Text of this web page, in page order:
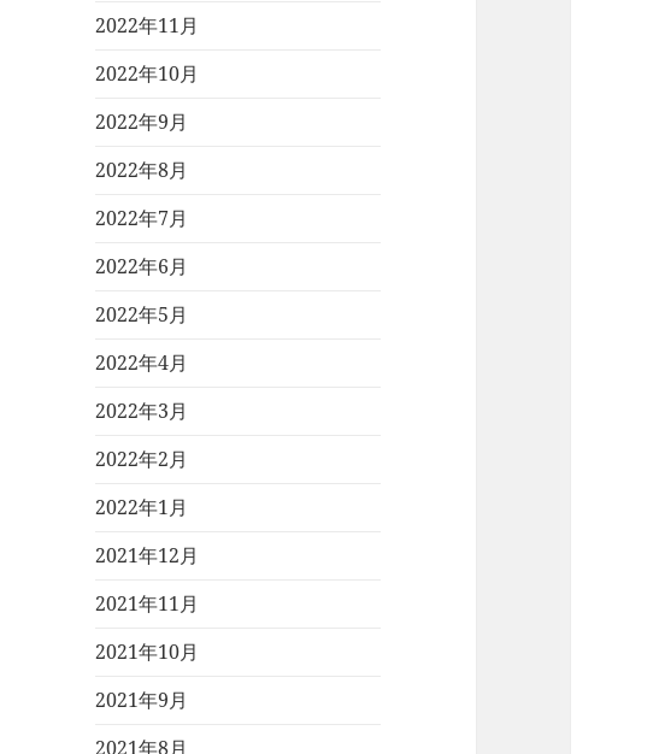
2022年11月
2022年10月
2022年9月
2022年8月
2022年7月
2022年6月
2022年5月
2022年4月
2022年3月
2022年2月
2022年1月
2021年12月
2021年11月
2021年10月
2021年9月
2021年8月